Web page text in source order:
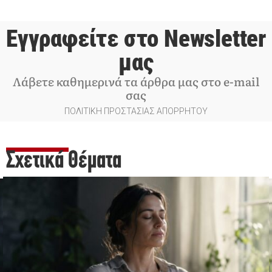
Εγγραφείτε στο Newsletter
μας
Λάβετε καθημερινά τα άρθρα μας στο e-mail
σας
ΠΟΛΙΤΙΚΗ ΠΡΟΣΤΑΣΙΑΣ ΑΠΟΡΡΗΤΟΥ
Σχετικά Θέματα